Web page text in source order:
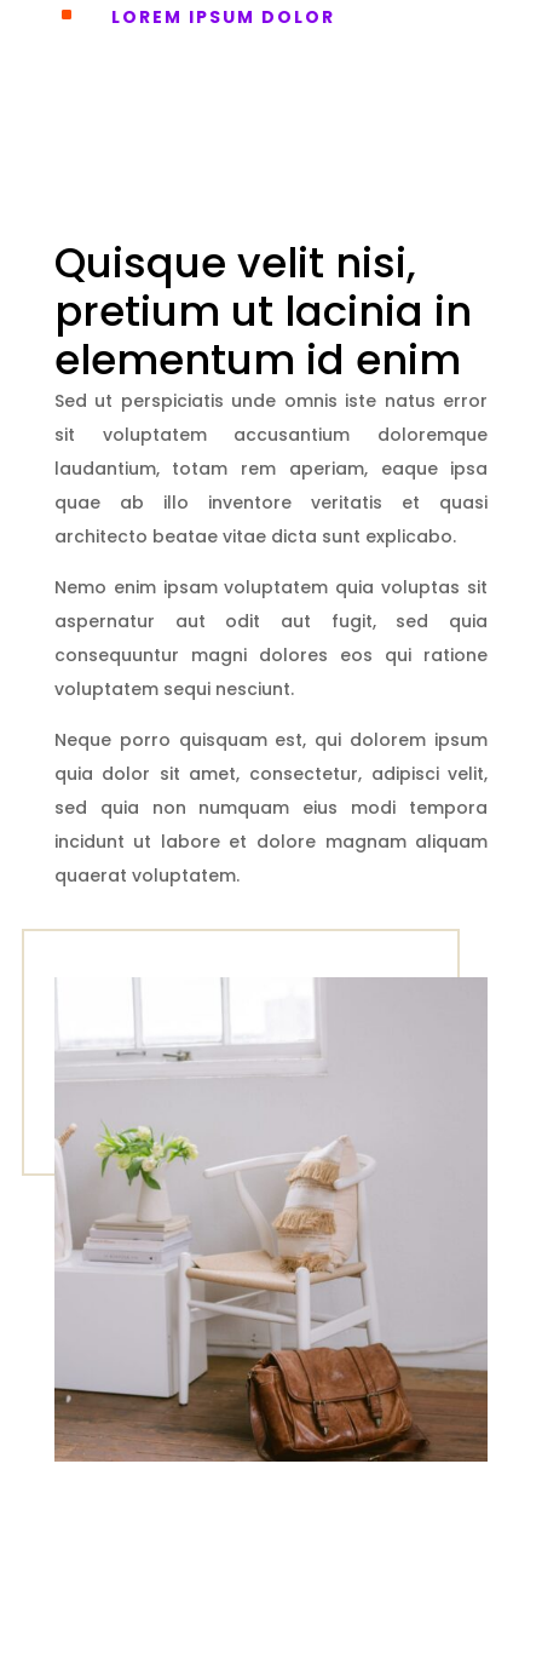
^ LOREM IPSUM DOLOR
Quisque velit nisi,
pretium ut lacinia in
elementum id enim
Sed ut perspiciatis unde omnis iste natus error
sit voluptatem accusantium doloremque
laudantium, totam rem aperiam, eaque ipsa
quae ab illo inventore veritatis et quasi
architecto beatae vitae dicta sunt explicabo.
Nemo enim ipsam voluptatem quia voluptas sit
aspernatur aut odit aut fugit, sed quia
consequuntur magni dolores eos qui ratione
voluptatem sequi nesciunt.
Neque porro quisquam est, qui dolorem ipsum
quia dolor sit amet, consectetur, adipisci velit,
sed quia non numquam eius modi tempora
incidunt ut labore et dolore magnam aliquam
quaerat voluptatem.